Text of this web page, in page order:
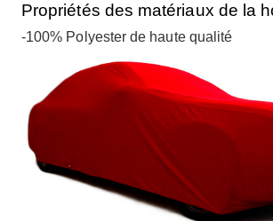
Propriétés des matériaux de la
-100% Polyester de haute qualité